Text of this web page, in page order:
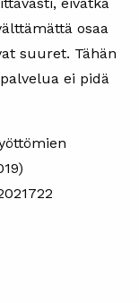
osaa
suuret. Tähän
ei pidä